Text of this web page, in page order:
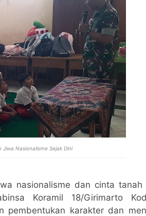
Nasionalisme Sejak Dini
nasionalisme dan cinta tanah
Koramil 18/Girimarto
pembentukan karakter dan